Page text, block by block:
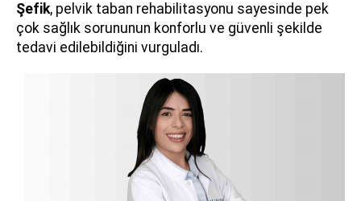
Şefik, pelvik taban rehabilitasyonu sayesinde pek
çok sağlık sorununun konforlu ve güvenli şekilde
tedavi edilebildiğini vurguladı.